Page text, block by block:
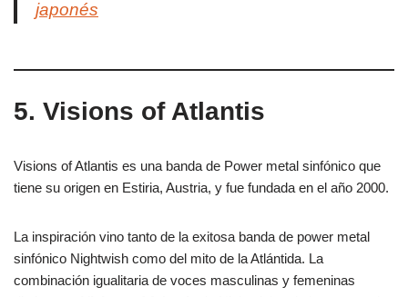
japonés
5. Visions of Atlantis
Visions of Atlantis es una banda de Power metal sinfónico que
tiene su origen en Estiria, Austria, y fue fundada en el año 2000.
La inspiración vino tanto de la exitosa banda de power metal
sinfónico Nightwish como del mito de la Atlántida. La
combinación igualitaria de voces masculinas y femeninas